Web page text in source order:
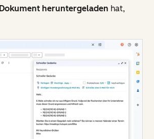
Dokument heruntergeladen hat,